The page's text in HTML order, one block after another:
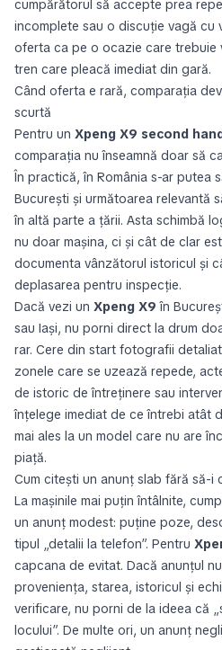
cumpărătorul să accepte prea
incomplete sau o discuție vagă cu
oferta ca pe o ocazie care trebuie
tren care pleacă imediat din gară.
Când oferta e rară, comparația
scurtă
Pentru un Xpeng X9 second
comparația nu înseamnă doar să
În practică, în România s-ar putea
București și următoarea relevantă
în altă parte a țării. Asta schimbă
nu doar mașina, ci și cât de clar
documenta vânzătorul istoricul și
deplasarea pentru inspecție.
Dacă vezi un Xpeng X9 în
sau Iași, nu porni direct la drum
rar. Cere din start fotografii
zonele care se uzează repede,
de istoric de întreținere sau
înțelege imediat de ce întrebi atât
mai ales la un model care nu are
piață.
Cum citești un anunț slab fără să-i
La mașinile mai puțin întâlnite,
un anunț modest: puține poze,
tipul „detalii la telefon”. Pentru
capcana de evitat. Dacă anunțul
proveniența, starea, istoricul și
verificare, nu porni de la ideea că
locului”. De multe ori, un anunț